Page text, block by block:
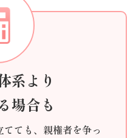
系より
場合も
ても、親権者を争っ